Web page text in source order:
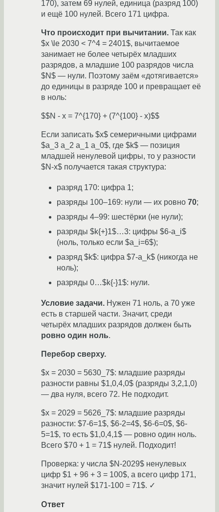
170), затем 69 нулей, единица (разряд 100)
и ещё 100 нулей. Всего 171 цифра.
Что происходит при вычитании. Так как
$x \le 2030 < 7^4 = 2401$, вычитаемое
занимает не более четырёх младших
разрядов, а младшие 100 разрядов числа
$N$ — нули. Поэтому заём «дотягивается»
до единицы в разряде 100 и превращает её
в ноль:
$$N - x = 7^{170} + (7^{100} - x)$$
Если записать $x$ семеричными цифрами
$a_3 a_2 a_1 a_0$, где $k$ — позиция
младшей ненулевой цифры, то у разности
$N-x$ получается такая структура:
разряд 170: цифра 1;
разряды 100–169: нули — их ровно 70;
разряды 4–99: шестёрки (не нули);
разряды $k{+}1$…3: цифры $6-a_i$
(ноль, только если $a_i=6$);
разряд $k$: цифра $7-a_k$ (никогда не
ноль);
разряды 0…$k{-}1$: нули.
Условие задачи. Нужен 71 ноль, а 70 уже
есть в старшей части. Значит, среди
четырёх младших разрядов должен быть
ровно один ноль.
Перебор сверху.
$x = 2030 = 5630_7$: младшие разряды
разности равны $1,0,4,0$ (разряды 3,2,1,0)
— два нуля, всего 72. Не подходит.
$x = 2029 = 5626_7$: младшие разряды
разности: $7-6=1$, $6-2=4$, $6-6=0$, $6-
5=1$, то есть $1,0,4,1$ — ровно один ноль.
Всего $70 + 1 = 71$ нулей. Подходит!
Проверка: у числа $N-2029$ ненулевых
цифр $1 + 96 + 3 = 100$, а всего цифр 171,
значит нулей $171-100 = 71$. ✓
Ответ